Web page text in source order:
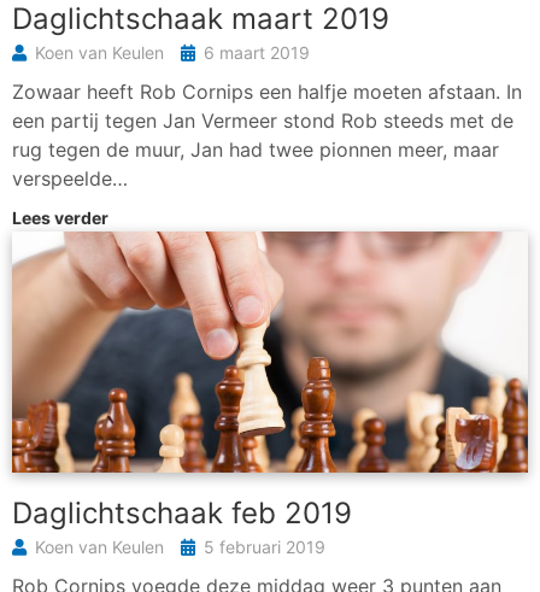
Daglichtschaak maart 2019
Koen van Keulen 6 maart 2019
Zowaar heeft Rob Cornips een halfje moeten afstaan. In
een partij tegen Jan Vermeer stond Rob steeds met de
rug tegen de muur, Jan had twee pionnen meer, maar
verspeelde…
Lees verder
Daglichtschaak feb 2019
Koen van Keulen 5 februari 2019
Rob Cornips voegde deze middag weer 3 punten aan